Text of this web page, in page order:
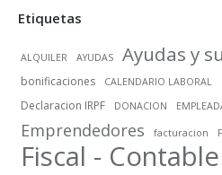
Etiquetas
ALQUILER AYUDAS Ayudas y
bonificaciones CALENDARIO LABORAL
Declaracion IRPF DONACION
Emprendedores facturacion
Fiscal - Contable